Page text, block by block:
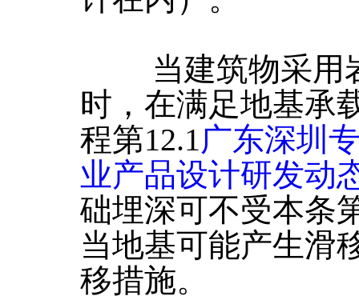
当建筑物采用岩
时，在满足地基承
程第12.1广东深圳
业产品设计研发动
础埋深可不受本条
当地基可能产生滑
移措施。